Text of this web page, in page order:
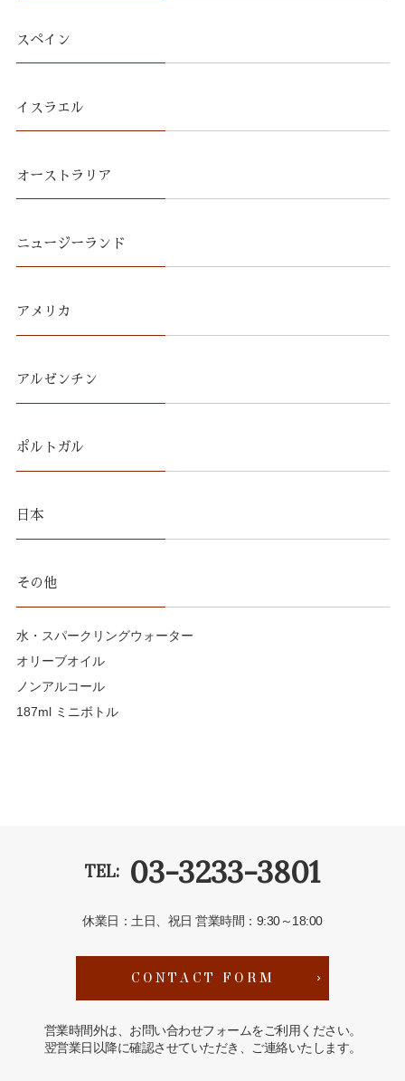
スペイン
イスラエル
オーストラリア
ニュージーランド
アメリカ
アルゼンチン
ポルトガル
日本
その他
水・スパークリングウォーター
オリーブオイル
ノンアルコール
187ml ミニボトル
TEL: 03-3233-3801
休業日：土日、祝日営業時間：9:30～18:00
CONTACT FORM
営業時間外は、お問い合わせフォームをご利用ください。
翌営業日以降に確認させていただき、ご連絡いたします。